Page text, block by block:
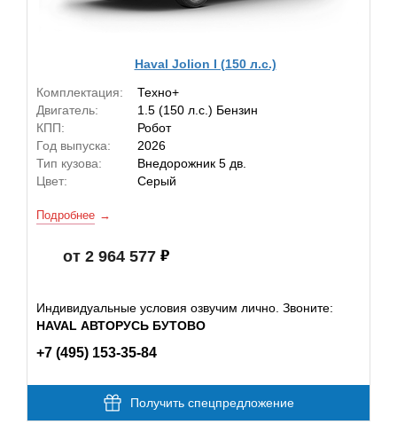
Haval Jolion I (150 л.с.)
Комплектация:
Техно+
Двигатель:
1.5 (150 л.с.) Бензин
КПП:
Робот
Год выпуска:
2026
Тип кузова:
Внедорожник 5 дв.
Цвет:
Серый
Подробнее
от 2 964 577
Индивидуальные условия озвучим лично. Звоните:
HAVAL АВТОРУСЬ БУТОВО
+7 (495) 153-35-84
Получить спецпредложение